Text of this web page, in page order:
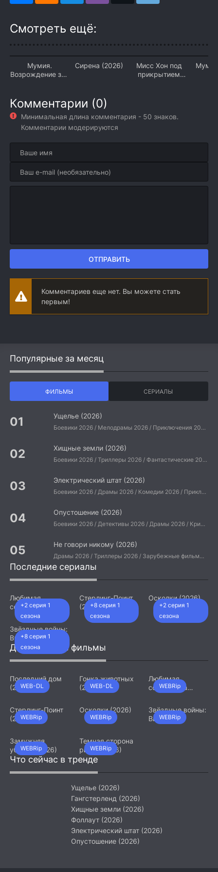
Смотреть ещё:
Мумия.
Возрождение зла
Сирена (2026)
Мисс Хон под
прикрытием
Комментарии (0)
Минимальная длина комментария - 50 знаков.
Комментарии модерируются
ОТПРАВИТЬ
Комментариев еще нет. Вы можете стать
первым!
Популярные за месяц
ФИЛЬМЫ СЕРИАЛЫ
Ущелье (2026)
Боевики 2026 / Мелодрамы 2026 / Приключения 2026 / Ужасы 2026 / Фантастические 2026 / Зарубежные фильмы 2026 / Американские фильмы / Фильмы 2026
Хищные земли (2026)
Боевики 2026 / Триллеры 2026 / Фантастические 2026 / Зарубежные фильмы 2026 / Американские фильмы / Фильмы 2026
Электрический штат (2026)
Боевики 2026 / Драмы 2026 / Комедии 2026 / Приключения 2026 / Фантастические 2026 / Зарубежные фильмы 2026 / Американские фильмы / Фильмы 2026
Опустошение (2026)
Боевики 2026 / Детективы 2026 / Драмы 2026 / Криминальные фильмы 2026 / Триллеры 2026 / Зарубежные фильмы 2026 / Американские фильмы / Фильмы 2026
Не говори никому (2026)
Драмы 2026 / Триллеры 2026 / Зарубежные фильмы 2026 / Американские фильмы / Фильмы 2026
Последние сериалы
+2 серия 1
сезона
Любимая
сотрудница
(2026)
+8 серия 1
сезона
Стерлинг-Поинт
(2026)
+2 серия 1
сезона
Осколки (2026)
+8 серия 1
сезона
Звёздные войны:
Видения.
Девятый джедай
(2026)
Добавленные фильмы
WEB-DL
Последний дом
(2026)
WEB-DL
Гонка животных
(2026)
WEBRip
Любимая
сотрудница
WEBRip
Стерлинг-Поинт
(2026)
WEBRip
Осколки (2026)
WEBRip
Звёздные войны:
Видения.
WEBRip
Замужняя
убийца (2026)
WEBRip
Темная сторона
ринга (2026)
Что сейчас в тренде
Ущелье (2026)
Гангстерленд (2026)
Хищные земли (2026)
Фоллаут (2026)
Электрический штат (2026)
Опустошение (2026)